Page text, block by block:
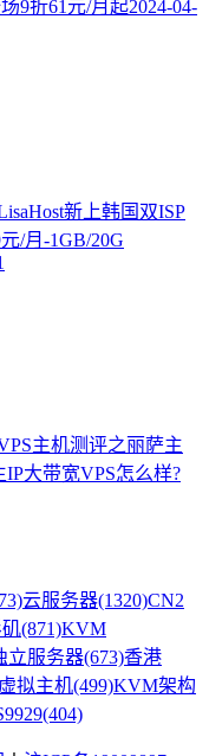
9折61元/月起2024-04-
新上韩国双ISP
/月-1GB/20G
主机测评之丽萨主
大带宽VPS怎么样?
云服务器(1320)CN2
(871)KVM
立服务器(673)香港
虚拟主机(499)KVM架构
(404)